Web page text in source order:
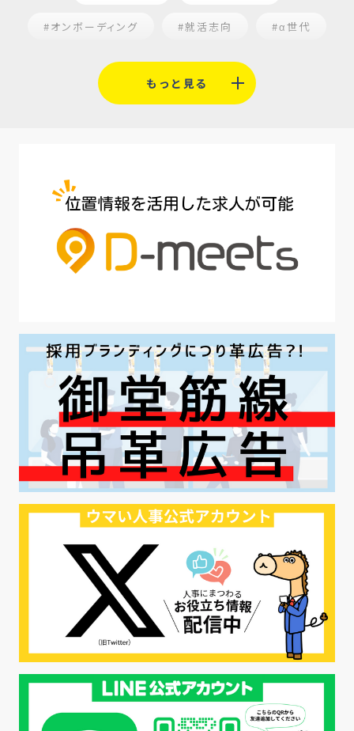
#オンボーディング #就活志向 #α世代
#平均採用単価
#人材定着 #AI面接
#魅力の伝え方 #求職者 #27卒
#採用オウンドメディア #業種別
#採用ピッチ資料 #28卒 #ロールモデル
#第二新卒 #採用の効率化
#AI活用 #職場カルチャーギャップ
#早期退職 #ハラスメント
#ハラスメント対策 #SNS活用
#リクルーター制度 #内定辞退の防止
#歩留まり改善 #採用ナーチャリング
#採用CX #学内セミナー #カジュアル面談
#転職ファストパス #PRO #採用代行
#エシカル採用 #エシカル就活
#メンタルヘルス #年間採用計画
#年間採用 #応募数の増やし方 #26卒
#27採用プレ #高校生採用
もっと見る